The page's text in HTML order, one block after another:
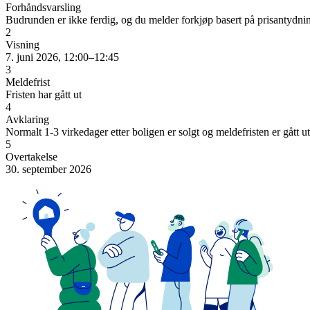
Forhåndsvarsling
Budrunden er ikke ferdig, og du melder forkjøp basert på
2
Visning
7. juni 2026, 12:00–12:45
3
Meldefrist
Fristen har gått ut
4
Avklaring
Normalt 1-3 virkedager etter boligen er solgt og meldefristen er gått ut
5
Overtakelse
30. september 2026